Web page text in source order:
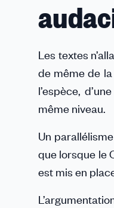
Les textes
de même de la
l’espèce,
même niveau.
Un
que lorsque le
est mis en